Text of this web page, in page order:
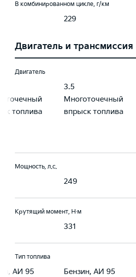
В комбинированном цикле, г/км
229
Двигатель и трансмиссия
Двигатель
топлива
3.5
Многоточечный
впрыск топлива
Мощность, л.с.
249
Крутящий момент, Н·м
331
Тип топлива
АИ 95 Бензин, АИ 95